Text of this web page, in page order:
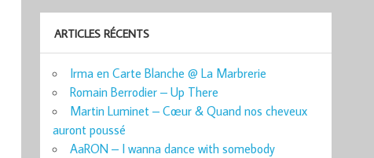
ARTICLES RÉCENTS
Irma en Carte Blanche @ La Marbrerie
Romain Berrodier – Up There
Martin Luminet – Cœur & Quand nos cheveux
auront poussé
AaRON – I wanna dance with somebody